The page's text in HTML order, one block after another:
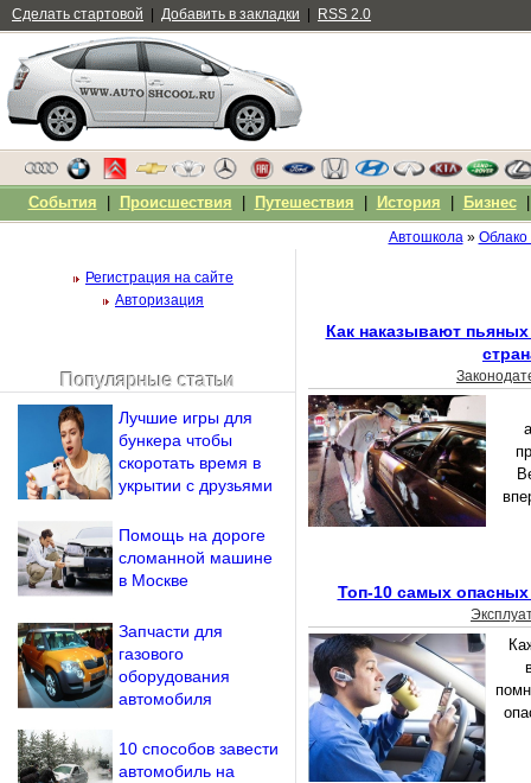
Автошкола» Облако
Как наказывают
Топ-10 самых
Регистрация на сайте
Авторизация
Напомнить пароль?
Популярные статьи
Лучшие игры для
бункера чтобы
скоротать время в
укрытии с друзьями
Помощь на дороге
сломанной машине
в Москве
Запчасти для
газового
оборудования
автомобиля
10 способов завести
автомобиль на
Сделать стартовой Добавить в закладки RSS 2.0
События Происшествия Путешествия История Бизнес